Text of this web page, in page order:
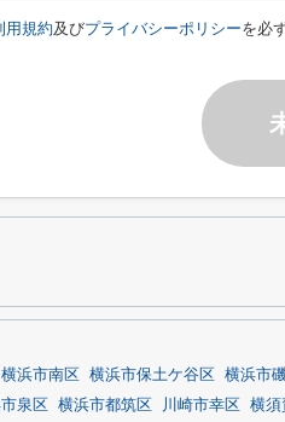
用規約及びプライバシーポリシーを必
横浜市南区 横浜市保土ケ谷区 横浜市
泉区 横浜市都筑区 川崎市幸区 横須